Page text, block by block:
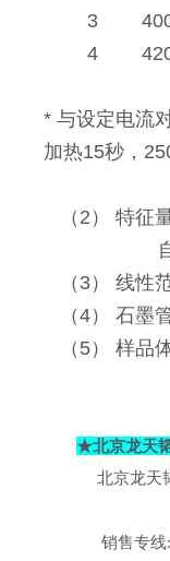
3
4
* 与设定电流
加热15秒，
（2） 特征
自吸
（3） 线性
（4） 石墨
（5） 样品
★北京龙天
北京龙天
销售专线